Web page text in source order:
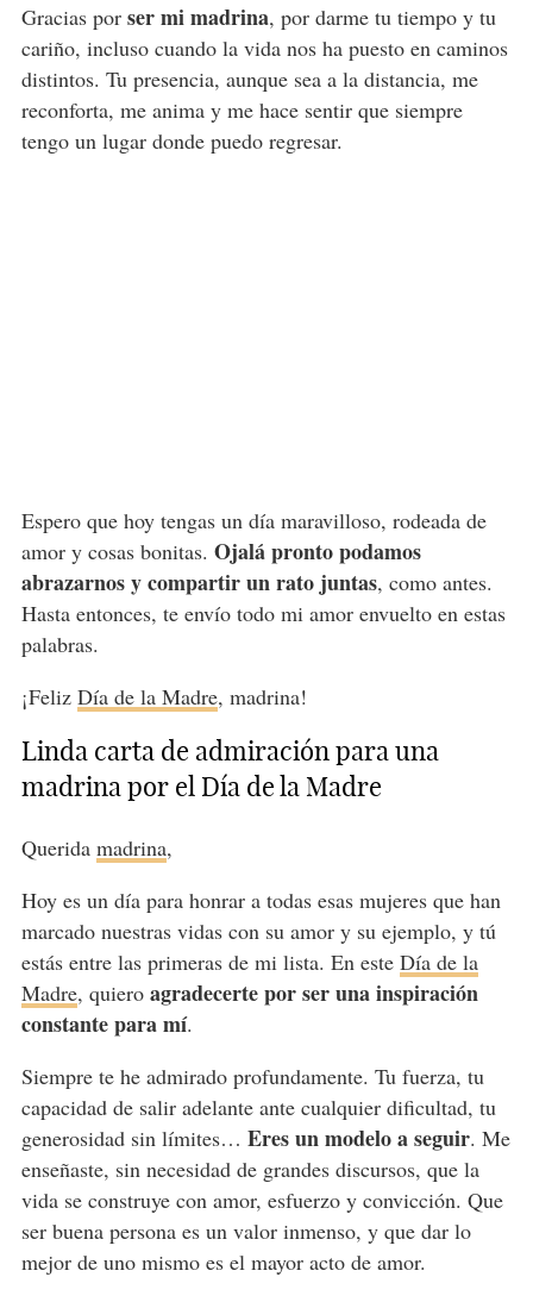
Gracias por ser mimadrina, por darme tu tiempo y tu
cariño, incluso cuando la vida nos ha puesto en caminos
distintos. Tu presencia, aunque sea a la distancia, me
reconforta, me anima y me hace sentir que siempre
tengo un lugar donde puedo regresar.
Espero que hoy tengas un día maravilloso, rodeada de
amor y cosas bonitas. Ojalá pronto podamos
abrazarnos y compartir un rato juntas, como antes.
Hasta entonces, te envío todo mi amor envuelto en estas
palabras.
¡Feliz Día de la Madre, madrina!
Linda carta de admiración para una
madrina por el Día de la Madre
Querida madrina,
Hoy es un día para honrar a todas esas mujeres que han
marcado nuestras vidas con su amor y su ejemplo, y tú
estás entre las primeras de mi lista. En este Día de la
Madre, quiero agradecerte por ser una inspiración
constante para mí.
Siempre te he admirado profundamente. Tu fuerza, tu
capacidad de salir adelante ante cualquier dificultad, tu
generosidad sin límites… Eres un modelo a seguir. Me
enseñaste, sin necesidad de grandes discursos, que la
vida se construye con amor, esfuerzo y convicción. Que
ser buena persona es un valor inmenso, y que dar lo
mejor de uno mismo es el mayor acto de amor.